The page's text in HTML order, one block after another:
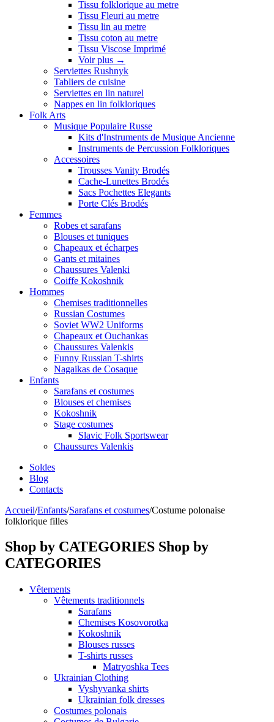
Tissu folklorique au metre
Tissu Fleuri au metre
Tissu lin au metre
Tissu coton au metre
Tissu Viscose Imprimé
Voir plus →
Serviettes Rushnyk
Tabliers de cuisine
Serviettes en lin naturel
Nappes en lin folkloriques
Folk Arts
Musique Populaire Russe
Kits d'Instruments de Musique Ancienne
Instruments de Percussion Folkloriques
Accessoires
Trousses Vanity Brodés
Cache-Lunettes Brodés
Sacs Pochettes Elegants
Porte Clés Brodés
Femmes
Robes et sarafans
Blouses et tuniques
Chapeaux et écharpes
Gants et mitaines
Chaussures Valenki
Coiffe Kokoshnik
Hommes
Chemises traditionnelles
Russian Costumes
Soviet WW2 Uniforms
Chapeaux et Ouchankas
Chaussures Valenkis
Funny Russian T-shirts
Nagaikas de Cosaque
Enfants
Sarafans et costumes
Blouses et chemises
Kokoshnik
Stage costumes
Slavic Folk Sportswear
Chaussures Valenkis
Soldes
Blog
Contacts
Accueil/Enfants/Sarafans et costumes/Costume polonaise
folklorique filles
Shop by CATEGORIES Shop by
CATEGORIES
Vêtements
Vêtements traditionnels
Sarafans
Chemises Kosovorotka
Kokoshnik
Blouses russes
T-shirts russes
Matryoshka Tees
Ukrainian Clothing
Vyshyvanka shirts
Ukrainian folk dresses
Costumes polonais